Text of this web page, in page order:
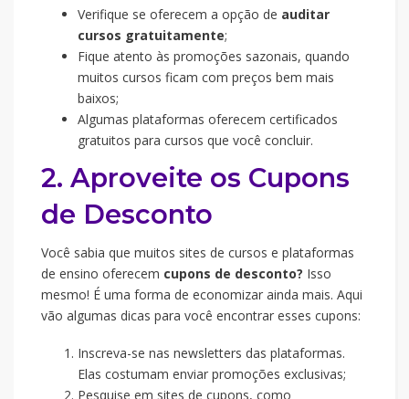
Verifique se oferecem a opção de auditar
cursos gratuitamente;
Fique atento às promoções sazonais, quando
muitos cursos ficam com preços bem mais
baixos;
Algumas plataformas oferecem certificados
gratuitos para cursos que você concluir.
2. Aproveite os Cupons
de Desconto
Você sabia que muitos sites de cursos e plataformas
de ensino oferecem cupons de desconto? Isso
mesmo! É uma forma de economizar ainda mais. Aqui
vão algumas dicas para você encontrar esses cupons:
Inscreva-se nas newsletters das plataformas.
Elas costumam enviar promoções exclusivas;
Pesquise em sites de cupons, como